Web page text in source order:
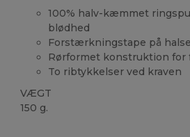
100% halv-kæmmet
blødhed
Forstærkningstape på
Rørformet konstruktion
To ribtykkelser ved kraven
VÆGT
150 g.